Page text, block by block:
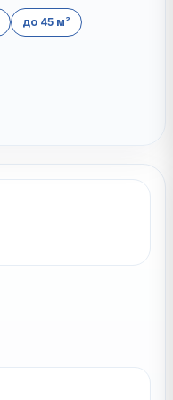
до 45 м²